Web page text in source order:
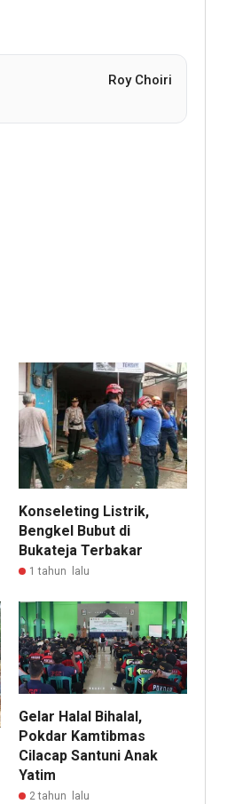
Roy Choiri
Konseleting Listrik,
Bengkel Bubut di
Bukateja Terbakar
1 tahun lalu
Gelar Halal Bihalal,
Pokdar Kamtibmas
Cilacap Santuni Anak
Yatim
2 tahun lalu